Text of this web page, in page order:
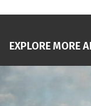
EXPLORE MORE